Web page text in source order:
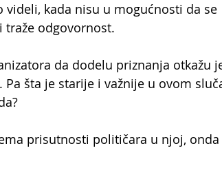
videli, kada nisu u mogućnosti da se
odgovornost.
da dodelu priznanja otkažu
šta je starije i važnije u ovom
prisutnosti političara u njoj, onda